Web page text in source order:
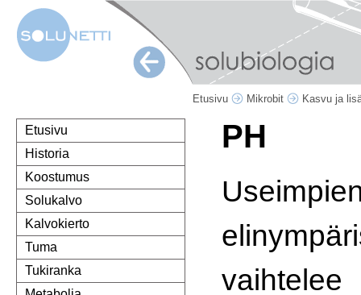
Etusivu Mikrobit Kasvu ja
Etusivu
Historia
Koostumus
Solukalvo
Kalvokierto
Tuma
Tukiranka
PH